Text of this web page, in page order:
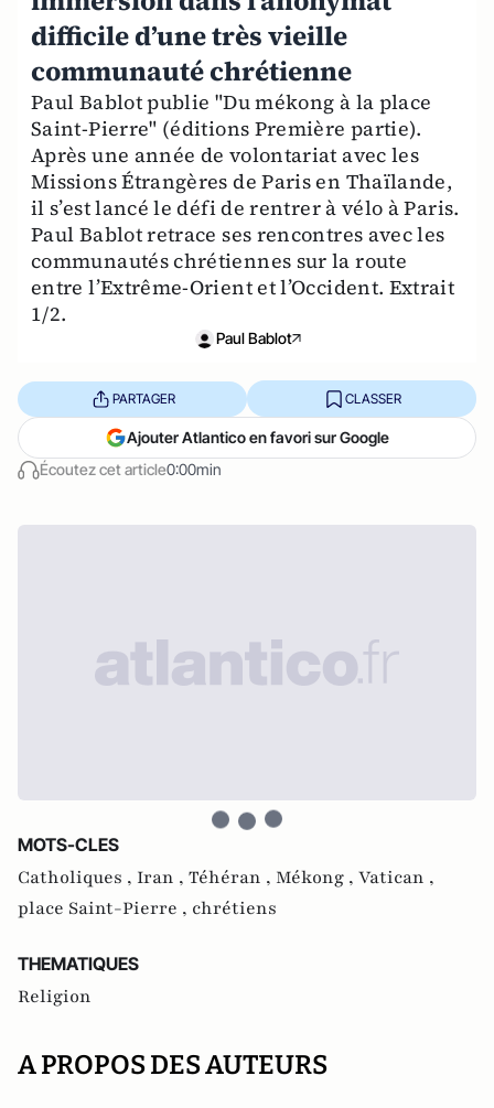
difficile d’une très vieille
communauté chrétienne
Paul Bablot publie "Du mékong à la place
Saint-Pierre" (éditions Première partie).
Après une année de volontariat avec les
Missions Étrangères de Paris en Thaïlande,
il s’est lancé le défi de rentrer à vélo à Paris.
Paul Bablot retrace ses rencontres avec les
communautés chrétiennes sur la route
entre l’Extrême-Orient et l’Occident. Extrait
1/2.
Paul Bablot
Écoutez cet article0:00min
PARTAGER CLASSER
Ajouter Atlantico en favori sur Google
MOTS-CLES
Catholiques , Iran , Téhéran , Mékong , Vatican ,
place Saint-Pierre , chrétiens
THEMATIQUES
Religion
A PROPOS DES AUTEURS